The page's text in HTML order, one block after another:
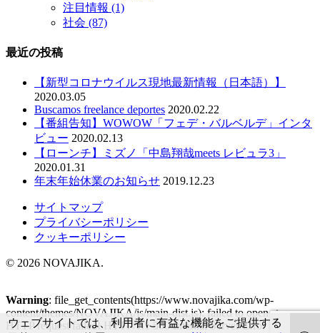
注目情報 (1)
社会 (87)
最近の投稿
【新型コロナウイルス現地最新情報（日本語）】
2020.03.05
Buscamos freelance deportes 2020.02.22
【番組告知】WOWOW「フェデ・バルベルデ」インタ
ビュー 2020.02.13
【ローンチ】ミズノ「中島翔哉meets レビュラ3」
2020.01.31
年末年始休業のお知らせ 2019.12.23
サイトマップ
プライバシーポリシー
クッキーポリシー
© 2026 NOVAJIKA.
Warning: file_get_contents(https://www.novajika.com/wp-
content/themes/NOVAJIKA/js/main-dist.js): failed to open stream:
HTTP request failed! HTTP/1.1 500 Internal Server Error in
ウェブサイトでは、利用者に有益な機能をご提供する